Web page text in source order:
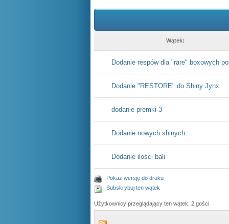
Wątek:
Dodanie respów dla "rare" boxowych
Dodanie "RESTORE" do Shiny Jynx
dodanie premki 3
Dodanie nowych shinych
Dodanie ilości bali
Pokaż wersję do druku
Subskrybuj ten wątek
Użytkownicy przeglądający ten wątek: 2 gości